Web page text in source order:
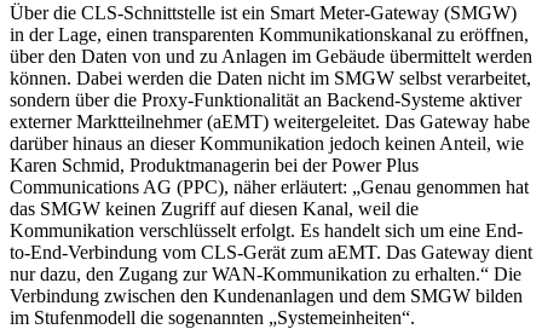
Über die CLS-Schnittstelle ist ein Smart Meter-Gateway (SMGW)
in der Lage, einen transparenten Kommunikationskanal zu eröffnen,
über den Daten von und zu Anlagen im Gebäude übermittelt werden
können. Dabei werden die Daten nicht im SMGW selbst verarbeitet,
sondern über die Proxy-Funktionalität an Backend-Systeme aktiver
externer Marktteilnehmer (aEMT) weitergeleitet. Das Gateway habe
darüber hinaus an dieser Kommunikation jedoch keinen Anteil, wie
Karen Schmid, Produktmanagerin bei der Power Plus
Communications AG (PPC), näher erläutert: „Genau genommen hat
das SMGW keinen Zugriff auf diesen Kanal, weil die
Kommunikation verschlüsselt erfolgt. Es handelt sich um eine End-
to-End-Verbindung vom CLS-Gerät zum aEMT. Das Gateway dient
nur dazu, den Zugang zur WAN-Kommunikation zu erhalten.“ Die
Verbindung zwischen den Kundenanlagen und dem SMGW bilden
im Stufenmodell die sogenannten „Systemeinheiten“.